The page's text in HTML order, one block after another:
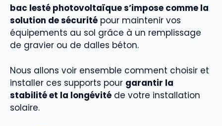
bac lesté photovoltaïque s’impose comme la
solution de sécurité pour maintenir vos
équipements au sol grâce à un remplissage
de gravier ou de dalles béton.
Nous allons voir ensemble comment choisir et
installer ces supports pour garantir la
stabilité et la longévité de votre installation
solaire.